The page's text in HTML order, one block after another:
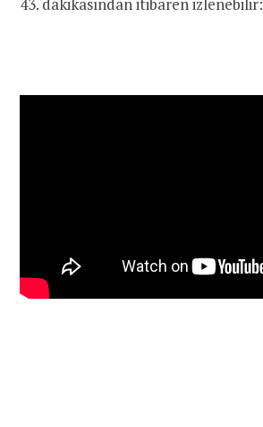
43. dakikasından itibaren izlenebilir: